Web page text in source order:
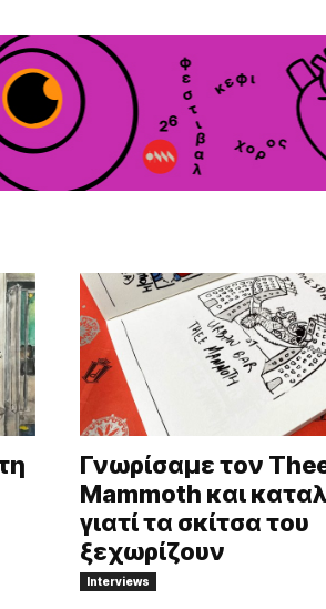
Γνωρίσαμε τον
Mammoth και
γιατί τα σκίτσα του
ξεχωρίζουν
Interviews